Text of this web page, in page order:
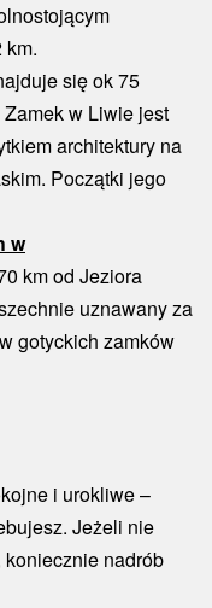
km.
się ok 75
w Liwie jest
architektury na
Początki jego
w
km od Jeziora
uznawany za
gotyckich zamków
i urokliwe –
Jeżeli nie
koniecznie nadrób